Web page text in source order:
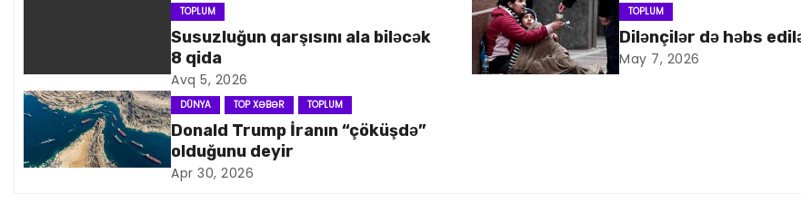
v
q
TOPLUM
Susuzluğun qarşısını ala biləcək
8 qida
Avq 5, 2026
TOPLUM
Dilənçilər də həbs
May 7, 2026
DÜNYA TOP XƏBƏR TOPLUM
Donald Trump İranın “çöküşdə”
olduğunu deyir
Apr 30, 2026